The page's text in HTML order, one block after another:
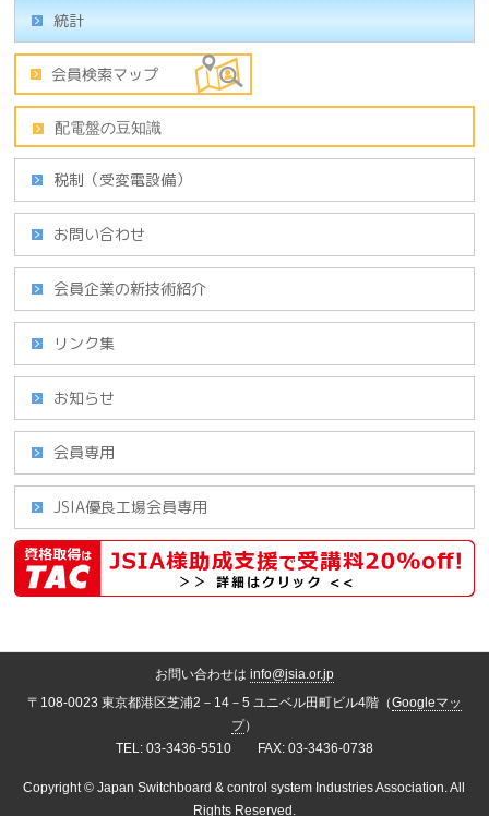
統計
税制（受変電設備）
お問い合わせ
会員企業の新技術紹介
リンク集
お知らせ
会員専用
JSIA優良工場会員専用
お問い合わせは info@jsia.or.jp
〒108-0023 東京都港区芝浦2－14－5 ユニベル田町ビル4階（Googleマッ
プ）
TEL: 03-3436-5510 FAX: 03-3436-0738
Copyright ©Japan Switchboard & control system Industries Association.All
Rights Reserved.